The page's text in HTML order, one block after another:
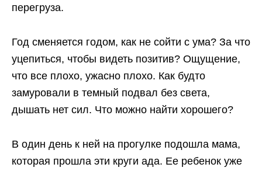
перегруза.
Год сменяется годом, как не сойти с ума? За что
уцепиться, чтобы видеть позитив? Ощущение,
что все плохо, ужасно плохо. Как будто
замуровали в темный подвал без света,
дышать нет сил. Что можно найти хорошего?
В один день к ней на прогулке подошла мама,
которая прошла эти круги ада. Ее ребенок уже